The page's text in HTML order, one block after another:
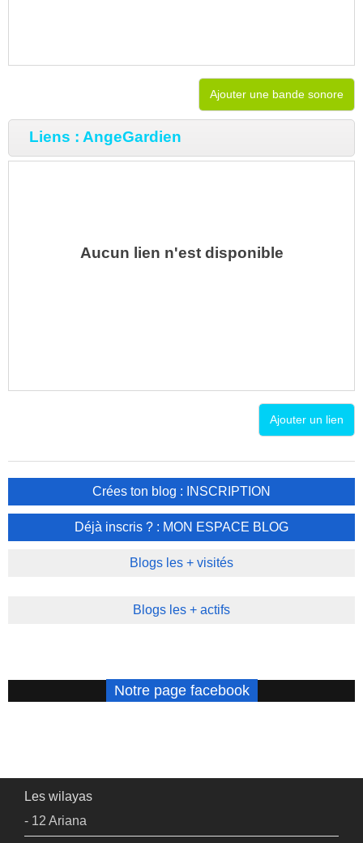
Ajouter une bande sonore
Liens : AngeGardien
Aucun lien n'est disponible
Ajouter un lien
Crées ton blog : INSCRIPTION
Déjà inscris ? : MON ESPACE BLOG
Blogs les + visités
Blogs les + actifs
Notre page facebook
Les wilayas
- 12 Ariana